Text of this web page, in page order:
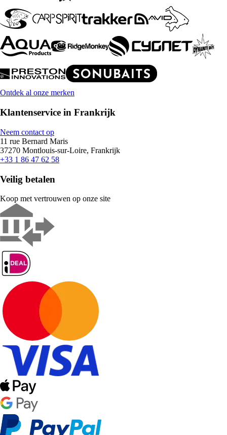
Ontdek al onze merken
Klantenservice in Frankrijk
Neem contact op
11 rue Bernard Maris
37270 Montlouis-sur-Loire, Frankrijk
+33 1 86 47 62 58
Veilig betalen
Koop met vertrouwen op onze site